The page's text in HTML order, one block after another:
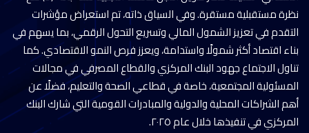
نظرة مستقبلية مستقرة. وفي السياق ذاته، تم استعراض مؤشرات
التقدم في تعزيز الشمول المالي وتسريع التحول الرقمي، بما يسهم في
بناء اقتصاد أكثر شمولًا واستدامة، ويعزز فرص النمو الاقتصادي. كما
تناول الاجتماع جهود البنك المركزي والقطاع المصرفي في مجالات
المسئولية المجتمعية، خاصة في قطاعي الصحة والتعليم، فضلًا عن
أهم الشراكات المحلية والدولية والمبادرات القومية التي شارك البنك
المركزي في تنفيذها خلال عام ٢٠٢٥.